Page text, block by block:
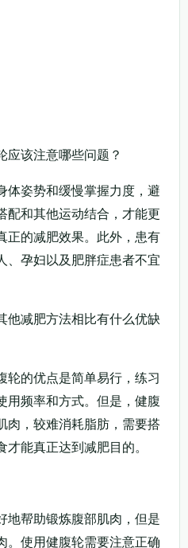
应该注意哪些问题？
体姿势和缓慢掌握力度，避
配和其他运动结合，才能更
正的减肥效果。此外，患有
、孕妇以及肥胖症患者不宜
他减肥方法相比有什么优缺
轮的优点是简单易行，练习
用频率和方式。但是，健腹
肉，较难消耗脂肪，需要搭
能真正达到减肥目的。
地帮助锻炼腹部肌肉，但是
。使用健腹轮需要注意正确